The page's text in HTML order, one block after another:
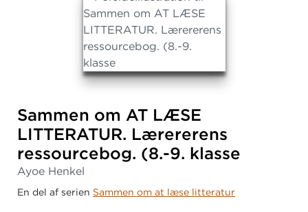
Sammen om AT LÆSE
LITTERATUR. Lærererens
ressourcebog. (8.-9. klasse
Ayoe Henkel
En del af serien Sammen om at læse litteratur